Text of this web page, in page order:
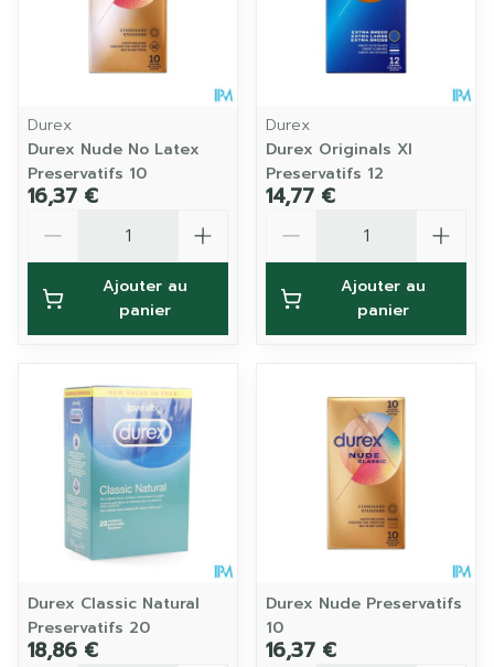
Durex
Durex Nude No Latex
Preservatifs 10
16,37 €
Ajouter au
panier
Durex
Durex Originals Xl
Preservatifs 12
14,77 €
Ajouter au
panier
Durex Classic Natural
Preservatifs 20
18,86 €
Durex Nude Preservatifs
10
16,37 €